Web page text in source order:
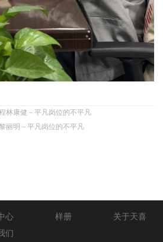
林康健－平凡岗位的不平凡
丽明－平凡岗位的不平凡
心 样册
关于天喜
们